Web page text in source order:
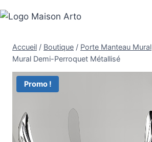
au
Accueil / Boutique / Porte Manteau Mural
Mural Demi-Perroquet Métallisé
Promo !